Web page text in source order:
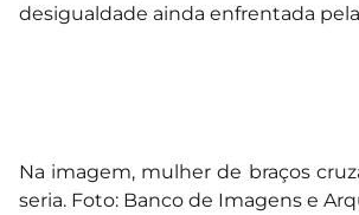
desigualdade ainda enfrentada
Na imagem, mulher de braços
seria. Foto: Banco de Imagens e